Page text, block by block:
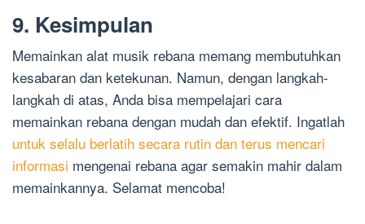
9. Kesimpulan
Memainkan alat musik rebana memang membutuhkan
kesabaran dan ketekunan. Namun, dengan langkah-
langkah di atas, Anda bisa mempelajari cara
memainkan rebana dengan mudah dan efektif. Ingatlah
untuk selalu berlatih secara rutin dan terus mencari
informasi mengenai rebana agar semakin mahir dalam
memainkannya. Selamat mencoba!